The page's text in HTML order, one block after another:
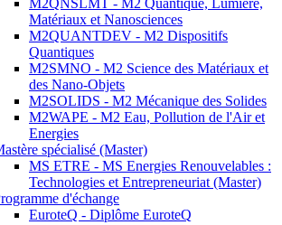
M2QNSLMT - M2 Quantique, Lumière,
Matériaux et Nanosciences
M2QUANTDEV - M2 Dispositifs
Quantiques
M2SMNO - M2 Science des Matériaux et
des Nano-Objets
M2SOLIDS - M2 Mécanique des Solides
M2WAPE - M2 Eau, Pollution de l'Air et
Energies
spécialisé (Master)
MS ETRE - MS Energies Renouvelables :
Technologies et Entrepreneuriat (Master)
d'échange
EuroteQ - Diplôme EuroteQ